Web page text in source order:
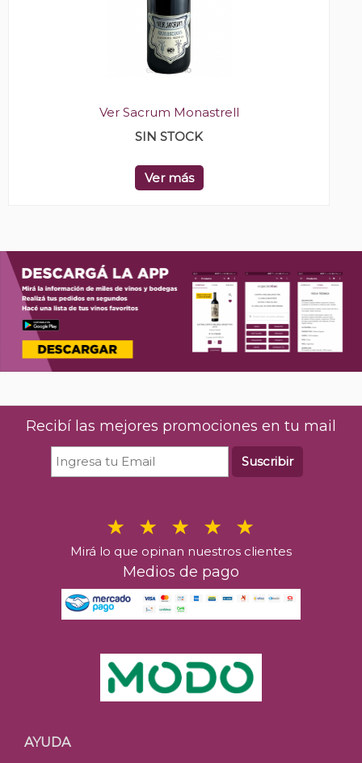
Ver Sacrum Monastrell
SIN STOCK
Ver más
Recibí las mejores promociones en tu mail
Suscribir
Mirá lo que opinan nuestros clientes
Medios de pago
AYUDA